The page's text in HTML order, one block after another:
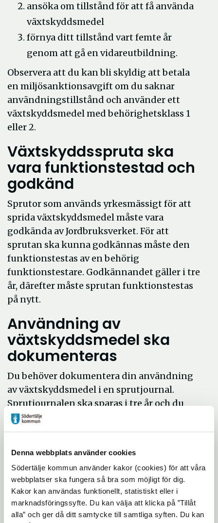
Denna webbplats använder cookies
Södertälje kommun använder kakor (cookies) för att våra
webbplatser ska fungera så bra som möjligt för dig.
Kakor kan användas funktionellt, statistiskt eller i
marknadsföringssyfte. Du kan välja att klicka på ”Tillåt
alla” och ger då ditt samtycke till samtliga syften. Du kan
ansöka om tillstånd för att få använda
växtskyddsmedel
förnya ditt tillstånd vart femte år
genom att gå en vidareutbildning.
Observera att du kan bli skyldig att betala
en miljösanktionsavgift om du saknar
användningstillstånd och använder ett
växtskyddsmedel med behörighetsklass 1
eller 2.
Växtskyddsspruta ska
vara funktionstestad och
godkänd
Sprutor som används yrkesmässigt för att
sprida växtskyddsmedel måste vara
godkända av Jordbruksverket. För att
sprutan ska kunna godkännas måste den
funktionstestas av en behörig
funktionstestare. Godkännandet gäller i tre
år, därefter måste sprutan funktionstestas
på nytt.
Användning av
växtskyddsmedel ska
dokumenteras
Du behöver dokumentera din användning
av växtskyddsmedel i en sprutjournal.
Sprutjournalen ska sparas i tre år och du
behöver visa upp den vid ett tillsynsbesök
om du blir tillfrågad.
Om du anlitar en entreprenör för spridning
av växtskyddsmedel ska både den som utför
arbetet och den som är uppdragsgivare
kunna visa dokumentationen vid en
kontroll.